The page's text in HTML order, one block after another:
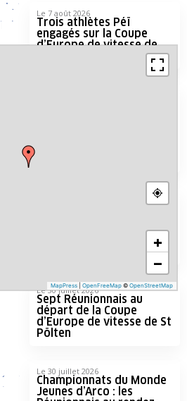
Le 7 août 2026
Trois athlètes Péï
engagés sur la Coupe
d’Europe de vitesse de
Deux top 6 européens
réunionnais en Coupe
Le 30 juillet 2026
Sept Réunionnais au
départ de la Coupe
d’Europe de vitesse de St
Pölten
Le 30 juillet 2026
Championnats du Monde
Jeunes d’Arco : les